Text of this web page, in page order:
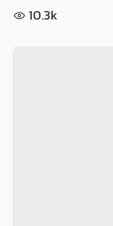
10.3k